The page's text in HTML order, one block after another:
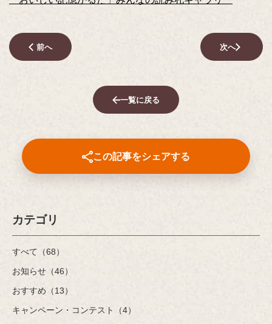
前へ 次へ
一覧に戻る
この記事をシェアする
カテゴリ
すべて（68）
お知らせ（46）
おすすめ（13）
キャンペーン・コンテスト（4）